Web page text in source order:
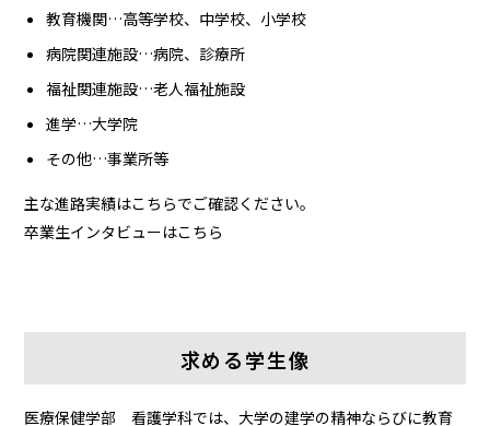
教育機関…高等学校、中学校、小学校
病院関連施設…病院、診療所
福祉関連施設…老人福祉施設
進学…大学院
その他…事業所等
主な進路実績はこちらでご確認ください。
卒業生インタビューはこちら
求める学生像
医療保健学部 看護学科では、大学の建学の精神ならびに教育